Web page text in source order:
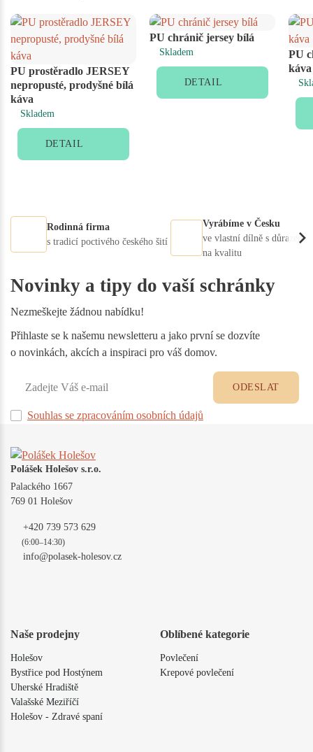
PU prostěradlo JERSEY
nepropusté, prodyšné bílá
káva
Skladem
DETAIL
PU chránič jersey bílá
Skladem
DETAIL
PU
káva
Rodinná firma
s tradicí poctivého českého šití
Vyrábíme v Česku
ve vlastní dílně s důrazem
na kvalitu
Novinky a tipy do vaší schránky
Nezmeškejte žádnou nabídku!
Přihlaste se k našemu newsletteru a jako první se dozvíte
o novinkách, akcích a inspiraci pro váš domov.
Souhlas se zpracováním osobních údajů
ODESLAT
Polášek Holešov s.r.o.
Palackého 1667
769 01 Holešov
+420 739 573 629
(6:00–14:30)
info@polasek-holesov.cz
Naše prodejny
Holešov
Bystřice pod Hostýnem
Uherské Hradiště
Valašské Meziříčí
Holešov - Zdravé spaní
Oblíbené kategorie
Povlečení
Krepové povlečení